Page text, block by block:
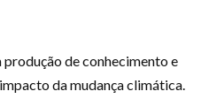
produção de conhecimento e
da mudança climática.